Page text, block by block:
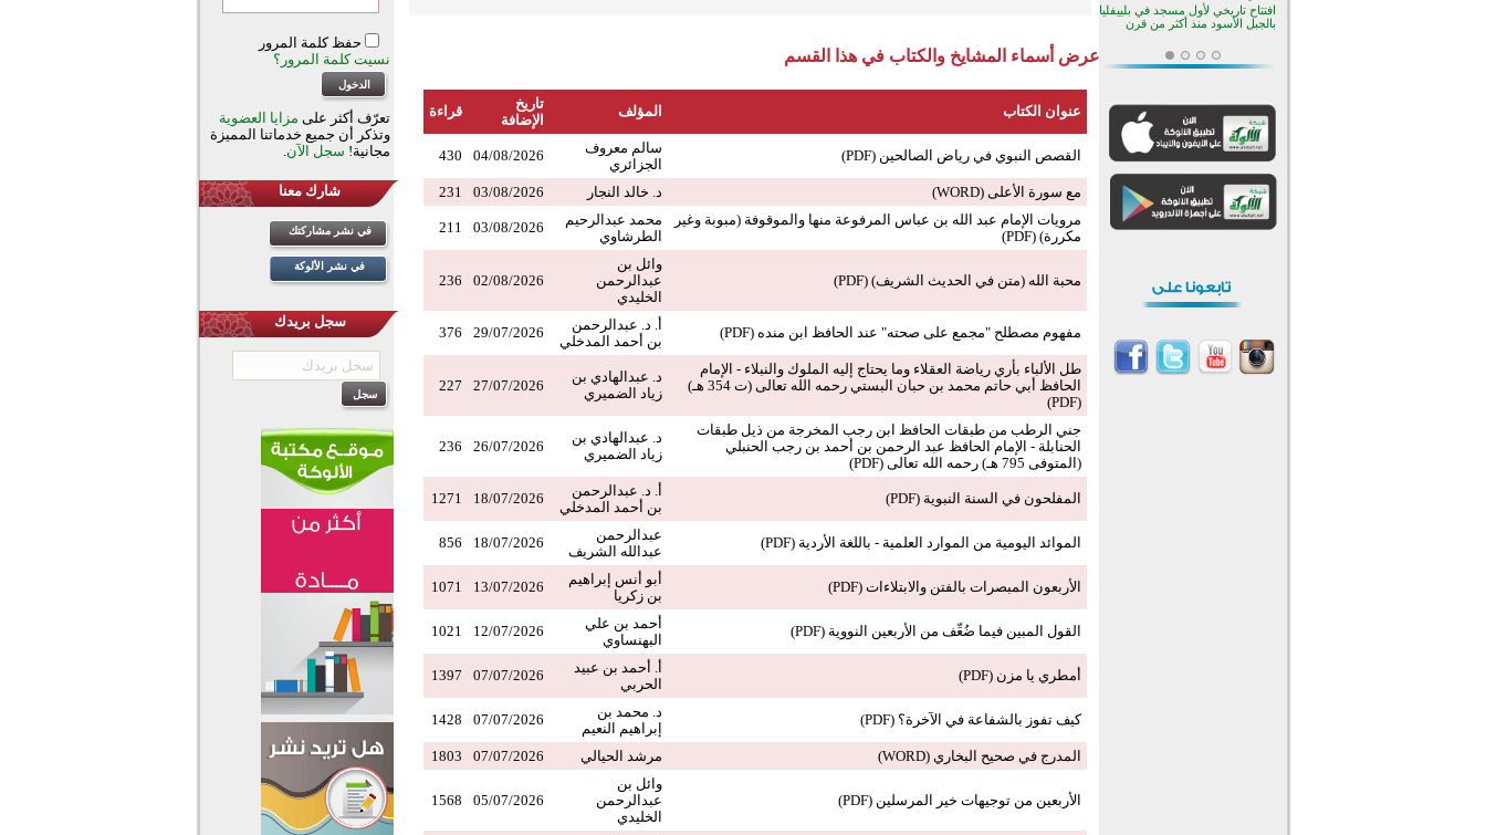
عرض أسماء المشايخ والكتاب في هذا القسم
عنوان الكتاب المؤلف
تاريخ
الإضافة
قراءة
القصص النبوي في رياض الصالحين (PDF)
سالم معروف
الجزائري
04/08/2026
430
مع سورة الأعلى (WORD) د. خالد النجار 03/08/2026
231
مرويات الإمام عبد الله بن عباس المرفوعة منها والموقوفة (مبوبة وغير
مكررة) (PDF)
محمد عبدالرحيم
الطرشاوي
03/08/2026
211
محبة الله (متن في الحديث الشريف) (PDF)
وائل بن
عبدالرحمن
الخليدي
02/08/2026
236
مفهوم مصطلح "مجمع على صحته" عند الحافظ ابن منده (PDF)
أ. د. عبدالرحمن
بن أحمد المدخلي
29/07/2026
376
طل الألباء بأري رياضة العقلاء وما يحتاج إليه الملوك والنبلاء - الإمام
الحافظ أبي حاتم محمد بن حبان البستي رحمه الله تعالى (ت 354 هـ)
(PDF)
د. عبدالهادي بن
زياد الضميري
27/07/2026
227
جني الرطب من طبقات الحافظ ابن رجب المخرجة من ذيل طبقات
الحنابلة - الإمام الحافظ عبد الرحمن بن أحمد بن رجب الحنبلي
(المتوفى 795 هـ) رحمه الله تعالى (PDF)
د. عبدالهادي بن
زياد الضميري
26/07/2026
236
المفلحون في السنة النبوية (PDF)
أ. د. عبدالرحمن
بن أحمد المدخلي
18/07/2026
1271
الموائد اليومية من الموارد العلمية - باللغة الأردية (PDF)
عبدالرحمن
عبدالله الشريف
18/07/2026
856
الأربعون المبصرات بالفتن والابتلاءات (PDF)
أبو أنس إبراهيم
بن زكريا
13/07/2026
1071
القول المبين فيما ضُعِّف من الأربعين النووية (PDF)
أحمد بن علي
البهنساوي
12/07/2026
1021
أمطري يا مزن (PDF)
أ. أحمد بن عبيد
الحربي
07/07/2026
1397
كيف تفوز بالشفاعة في الآخرة؟ (PDF)
د. محمد بن
إبراهيم النعيم
07/07/2026
1428
المدرج في صحيح البخاري (WORD) مرشد الحيالي 07/07/2026
1803
الأربعين من توجيهات خير المرسلين (PDF)
وائل بن
عبدالرحمن
الخليدي
05/07/2026
1568
حفظ كلمة المرور
نسيت كلمة المرور؟
تعرّف أكثر على مزايا العضوية
وتذكر أن جميع خدماتنا المميزة
مجانية! سجل الآن.
شارك معنا
في نشر مشاركتك
في نشر الألوكة
سجل بريدك
افتتاح تاريخي لأول مسجد في بلييفليا
بالجبل الأسود منذ أكثر من قرن
منطقة ريبوفسي تحتفل بميلاد
مسجد جديد في أجواء إيمانية مميزة
أستراليا يفتتح أبوابه بعد سنوات من
العمل والعطاء
القرآن والتربية في صدارة البرامج
الصيفية للمسلمين في بينزا
اختتام الدورة التاسعة لمسابقة حفظ
وتلاوة القرآن الكريم في أزناكاييف
تيسليتش تختتم برنامجا تعليميا لتعزيز
إستولتس 2026" ببرنامج ديني
وثقافي يمتد حتى أغسطس
بأستراليا
افتتاح تاريخي لأول مسجد في بلييفليا
بالجبل الأسود منذ أكثر من قرن